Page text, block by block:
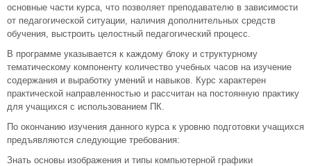
основные части курса, что позволяет преподавателю в зависимости
от педагогической ситуации, наличия дополнительных средств
обучения, выстроить целостный педагогический процесс.
В программе указывается к каждому блоку и структурному
тематическому компоненту количество учебных часов на изучение
содержания и выработку умений и навыков. Курс характерен
практической направленностью и рассчитан на постоянную практику
для учащихся с использованием ПК.
По окончанию изучения данного курса к уровню подготовки учащихся
предъявляются следующие требования:
Знать основы изображения и типы компьютерной графики